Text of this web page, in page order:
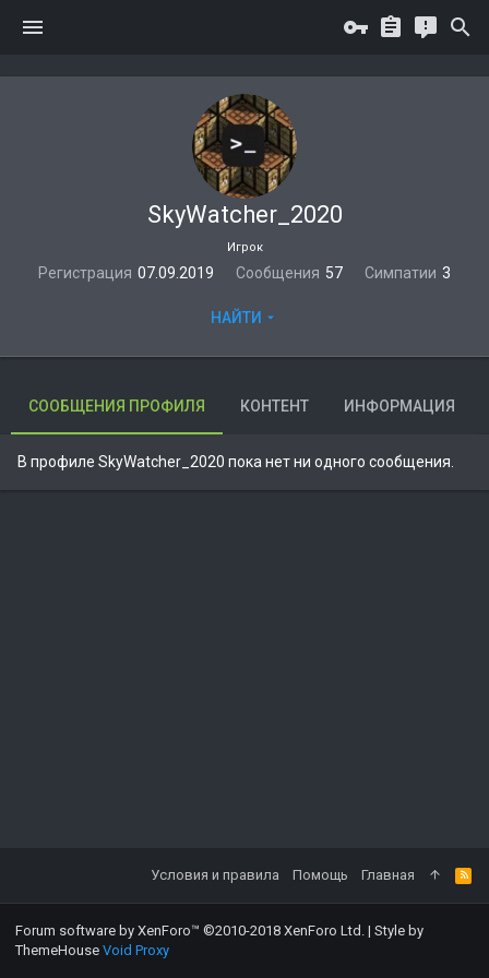
SkyWatcher_2020
Игрок
Регистрация 07.09.2019 Сообщения 57 Симпатии 3
НАЙТИ
СООБЩЕНИЯ ПРОФИЛЯ КОНТЕНТ ИНФОРМАЦИЯ
В профиле SkyWatcher_2020 пока нет ни одного сообщения.
Условия и правила Помощь Главная
Forum software by XenForo™ ©2010-2018 XenForo Ltd. | Style by
ThemeHouse Void Proxy